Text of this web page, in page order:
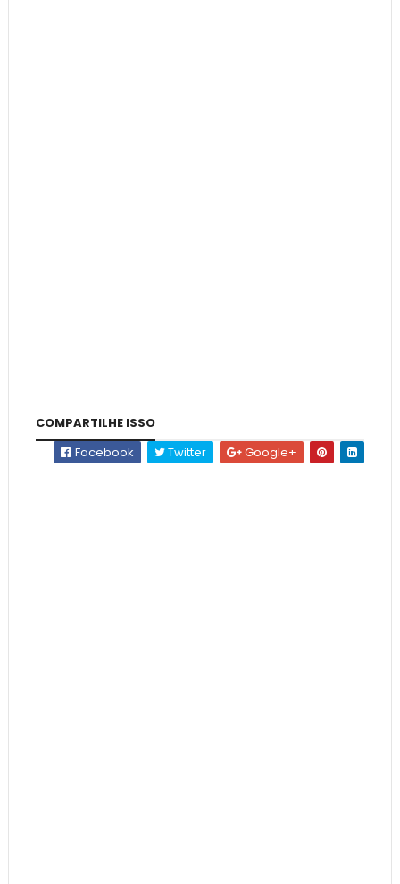
COMPARTILHE ISSO
Facebook
Twitter Google+